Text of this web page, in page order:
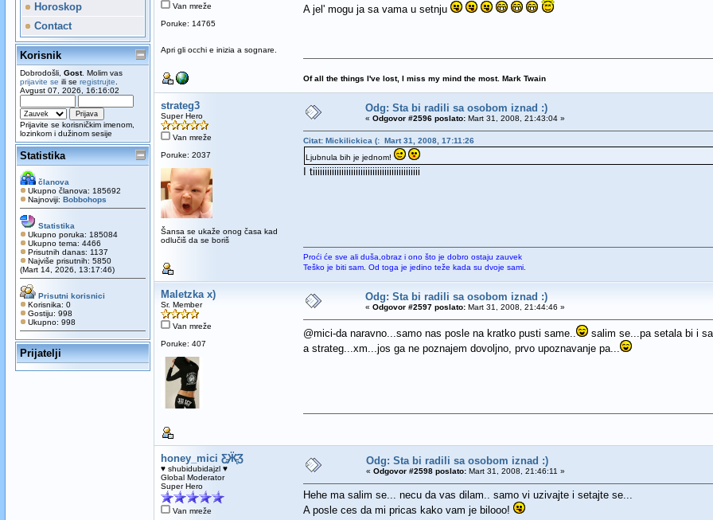
Horoskop
Contact
Korisnik
Dobrodošli, Gost. Molim vas
prijavite se ili se registrujte
Avgust 07, 2026, 16:16:02
Prijavite se korisničkim imenom,
lozinkom i dužinom sesije
Statistika
članova
Ukupno članova: 185692
Najnoviji: Bobbohops
Statistika
Ukupno poruka: 185084
Ukupno tema: 4466
Prisutnih danas: 1137
Najviše prisutnih: 5850
(Mart 14, 2026, 13:17:46)
Prisutni korisnici
Korisnika: 0
Gostiju: 998
Ukupno: 998
Prijatelji
Van mreže
Poruke: 14765
Apri gli occhi e inizia a sognare.
A jel' mogu ja sa vama u setnju
Of all the things I've lost, I miss my mind the most. Mark Twain
strateg3
Super Hero
Van mreže
Poruke: 2037
Šansa se ukaže onog časa kad
odlučiš da se boriš
Odg: Sta bi radili sa osobom iznad :)
« Odgovor #2596 poslato:Mart 31, 2008, 21:43:04 »
Citat: Mickilickica (: Mart 31, 2008, 17:11:26
Ljubnula bih je jednom!
I tiiiiiiiiiiiiiiiiiiiiiiiiiiiiiiiiiiiiiiiiiiiii
Proći će sve ali duša,obraz i ono što je dobro ostaju zauvek
Teško je biti sam. Od toga je jedino teže kada su dvoje sami.
Maletzka x)
Sr. Member
Van mreže
Poruke: 407
Odg: Sta bi radili sa osobom iznad :)
« Odgovor #2597 poslato:Mart 31, 2008, 21:44:46 »
@mici-da naravno...samo nas posle na kratko pusti same..
salim se...pa setala bi i
a strateg...xm...jos ga ne poznajem dovoljno, prvo upoznavanje pa...
honey_mici Ƹ̵̡Ӝ̵̨̄Ʒ
♥ shubidubidajzl ♥
Global Moderator
Super Hero
Van mreže
Odg: Sta bi radili sa osobom iznad :)
« Odgovor #2598 poslato:Mart 31, 2008, 21:46:11 »
Hehe ma salim se... necu da vas dilam.. samo vi uzivajte i setajte se...
A posle ces da mi pricas kako vam je bilooo!